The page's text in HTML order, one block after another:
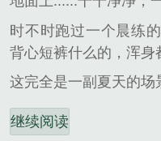
时不时跑过一个晨练
背心短裤什么的，浑身
这完全是一副夏天的场
继续阅读